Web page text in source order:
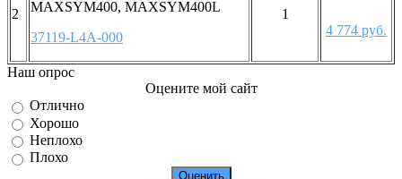
2
MAXSYM400, MAXSYM400L
37119-L4A-000
1
4 774 руб.
Наш опрос
Оцените мой сайт
Отлично
Хорошо
Неплохо
Плохо